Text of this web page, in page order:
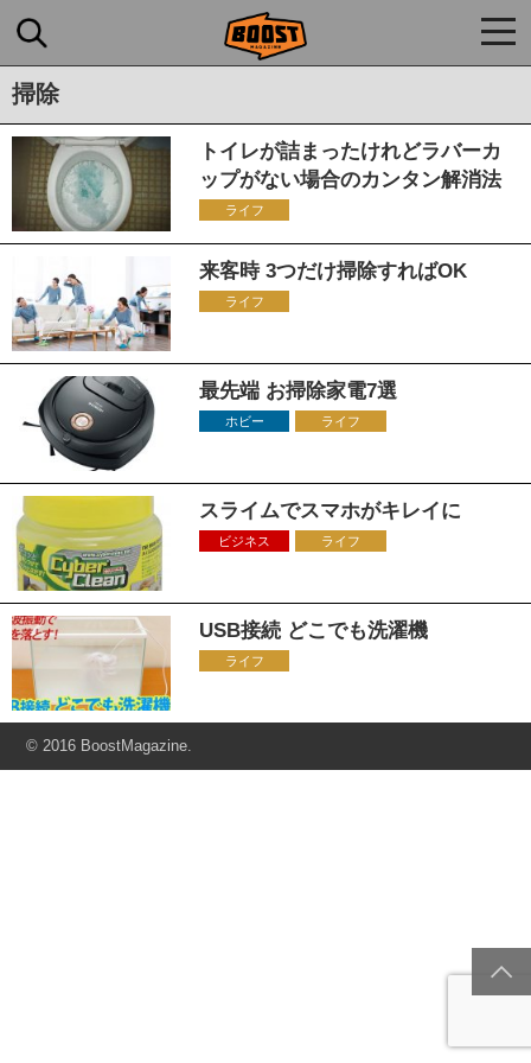
掃除
トイレが詰まったけれどラバーカ
ップがない場合のカンタン解消法
ライフ
来客時 3つだけ掃除すればOK
ライフ
最先端 お掃除家電7選
ホビー ライフ
スライムでスマホがキレイに
ビジネス ライフ
USB接続 どこでも洗濯機
ライフ
© 2016 BoostMagazine.